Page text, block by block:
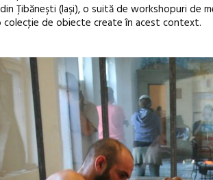
Ţibăneşti (Iaşi), o suită de workshopuri de
colecţie de obiecte create în acest context.